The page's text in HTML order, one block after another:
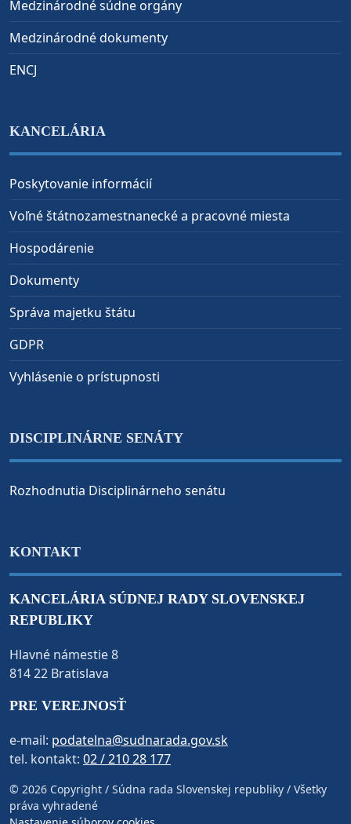
Medzinárodné súdne orgány
Medzinárodné dokumenty
ENCJ
KANCELÁRIA
Poskytovanie informácií
Voľné štátnozamestnanecké a pracovné miesta
Hospodárenie
Dokumenty
Správa majetku štátu
GDPR
Vyhlásenie o prístupnosti
DISCIPLINÁRNE SENÁTY
Rozhodnutia Disciplinárneho senátu
KONTAKT
KANCELÁRIA SÚDNEJ RADY SLOVENSKEJ
REPUBLIKY
Hlavné námestie 8
814 22 Bratislava
PRE VEREJNOSŤ
e-mail: podatelna@sudnarada.gov.sk
tel. kontakt: 02 / 210 28 177
© 2026 Copyright / Súdna rada Slovenskej republiky / Všetky
práva vyhradené